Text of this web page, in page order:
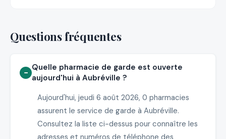
Questions fréquentes
Quelle pharmacie de garde est ouverte
aujourd'hui à Aubréville ?
Aujourd'hui, jeudi 6 août 2026, 0 pharmacies
assurent le service de garde à Aubréville.
Consultez la liste ci-dessus pour connaître les
adresses et numéros de téléphone des